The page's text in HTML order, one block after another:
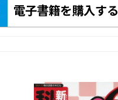
電子書籍を購入する